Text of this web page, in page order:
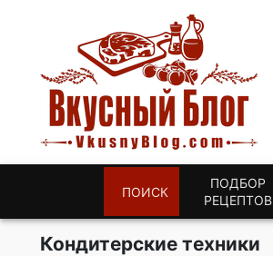
ПОИСК
ПОДБОР
РЕЦЕПТОВ
Кондитерские техники